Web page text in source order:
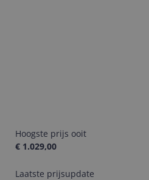
Hoogste prijs ooit
€ 1.029,00
Laatste prijsupdate